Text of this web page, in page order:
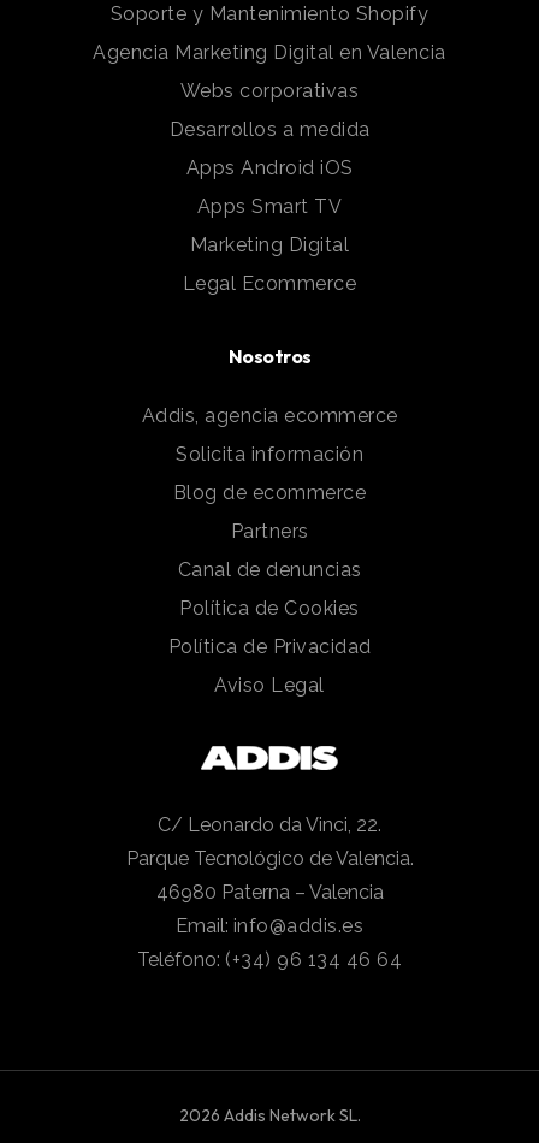
Soporte y Mantenimiento Shopify
Agencia Marketing Digital en Valencia
Webs corporativas
Desarrollos a medida
Apps Android iOS
Apps Smart TV
Marketing Digital
Legal Ecommerce
Nosotros
Addis, agencia ecommerce
Solicita información
Blog de ecommerce
Partners
Canal de denuncias
Política de Cookies
Política de Privacidad
Aviso Legal
C/ Leonardo da Vinci, 22.
Parque Tecnológico de Valencia.
46980 Paterna – Valencia
Email: info@addis.es
Teléfono: (+34) 96 134 46 64
2026 Addis Network SL.